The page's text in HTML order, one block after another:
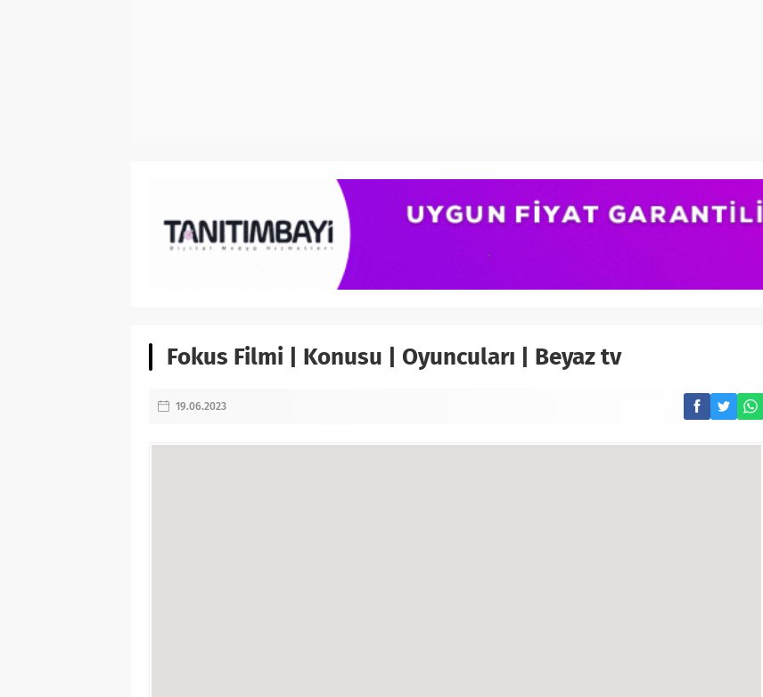
Fokus Filmi | Konusu | Oyuncuları | Beyaz tv
19.06.2023